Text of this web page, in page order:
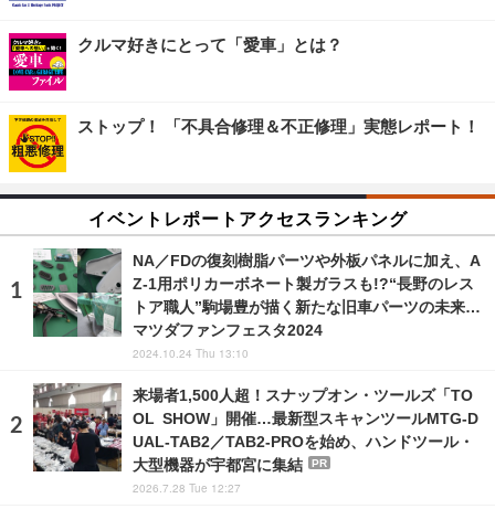
クルマ好きにとって「愛車」とは？
ストップ！ 「不具合修理＆不正修理」実態レポート！
イベントレポートアクセスランキング
NA／FDの復刻樹脂パーツや外板パネルに加え、A
Z-1用ポリカーボネート製ガラスも!?“長野のレス
トア職人”駒場豊が描く新たな旧車パーツの未来…
マツダファンフェスタ2024
2024.10.24 Thu 13:10
来場者1,500人超！スナップオン・ツールズ「TO
OL SHOW」開催…最新型スキャンツールMTG-D
UAL-TAB2／TAB2-PROを始め、ハンドツール・
大型機器が宇都宮に集結
PR
2026.7.28 Tue 12:27